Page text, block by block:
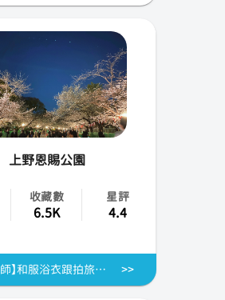
上野恩賜公園
收藏數
6.5K
星評
4.4
【專業攝影師】和服浴衣跟拍旅拍|淺草寺&上野公園&晴空塔&六本木 | 日本東京